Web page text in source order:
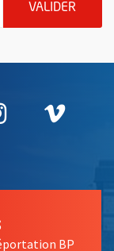
VALIDER
fenêtre
nouvelle
une
Instagram
, Ouvre
,
RSS
BP